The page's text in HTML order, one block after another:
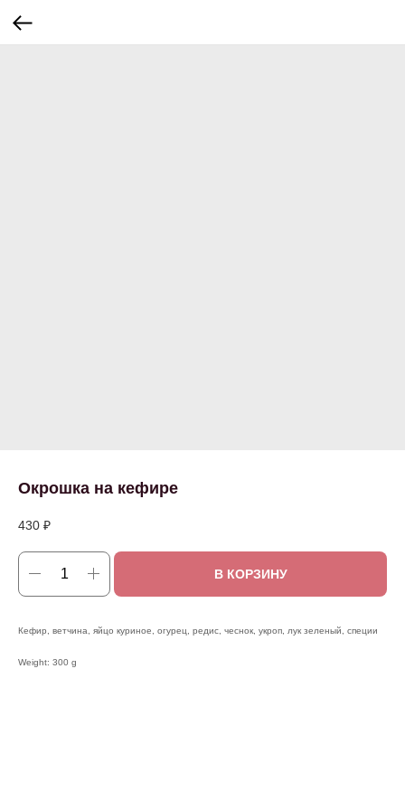
Окрошка на кефире
430 ₽
В КОРЗИНУ
Кефир, ветчина, яйцо куриное, огурец, редис, чеснок, укроп, лук зеленый, специи
Weight: 300 g